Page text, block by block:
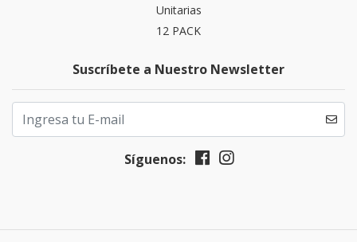
Unitarias
12 PACK
Suscríbete a Nuestro Newsletter
Síguenos: